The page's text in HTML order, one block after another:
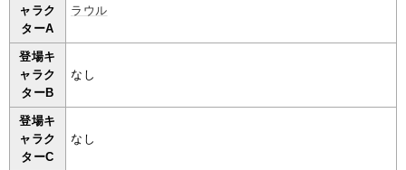
ャラク
ターA
ラウル
登場キ
ャラク
ターB
なし
登場キ
ャラク
ターC
なし